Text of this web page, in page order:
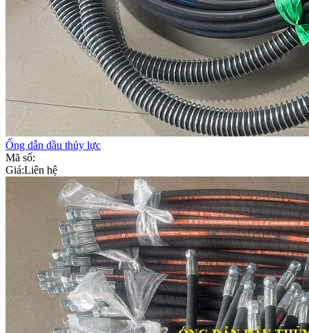
Ống dẫn dầu thủy lực
Mã số:
Giá:Liên hệ